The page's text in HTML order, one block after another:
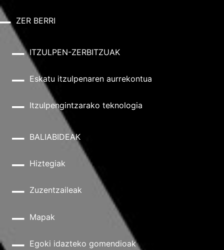
ZER BERRI
ITZULPEN-ZERBITZUAK
Eskatu itzulpenaren aurrekontua
Itzulpengintzarako teknologia
BALIABIDEAK
Hiztegiak
Zuzentzaileak
Mapak
Egoki idazteko gomendioak